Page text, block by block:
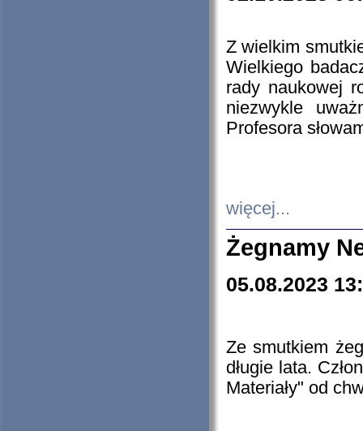
Z wielkim
Wielkiego
rady naukowej
niezwykle
Profesora
więcej...
Żegnamy
05.08.2023
Ze smutkiem
długie lata.
Materiały" od